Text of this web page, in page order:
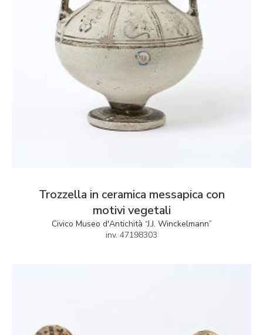
Trozzella in ceramica messapica con
motivi vegetali
Civico Museo d'Antichità “J.J. Winckelmann”
inv. 47198303